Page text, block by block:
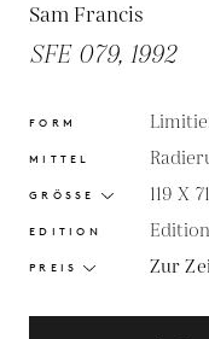
Sam Francis
SFE 079, 1992
FORM
MITTEL
GRÖSSE 119 X 71
EDITION
PREIS Zur